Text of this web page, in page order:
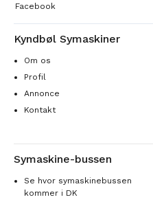
Facebook
Kyndbøl Symaskiner
Om os
Profil
Annonce
Kontakt
Symaskine-bussen
Se hvor symaskinebussen
kommer i DK